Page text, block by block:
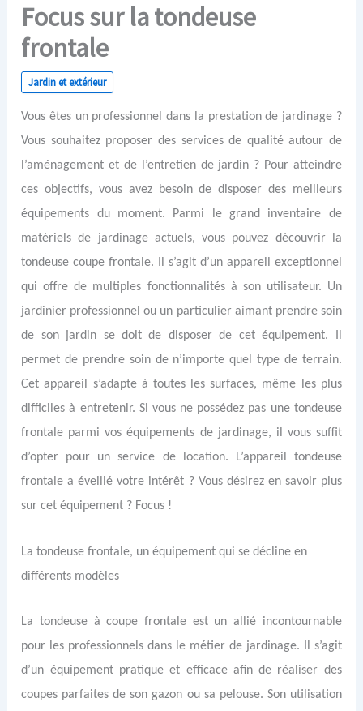
Focus sur la tondeuse
frontale
Jardin et extérieur
Vous êtes un professionnel dans la prestation de jardinage ?
Vous souhaitez proposer des services de qualité autour de
l’aménagement et de l’entretien de jardin ? Pour atteindre
ces objectifs, vous avez besoin de disposer des meilleurs
équipements du moment. Parmi le grand inventaire de
matériels de jardinage actuels, vous pouvez découvrir la
tondeuse coupe frontale. Il s’agit d’un appareil exceptionnel
qui offre de multiples fonctionnalités à son utilisateur. Un
jardinier professionnel ou un particulier aimant prendre soin
de son jardin se doit de disposer de cet équipement. Il
permet de prendre soin de n’importe quel type de terrain.
Cet appareil s’adapte à toutes les surfaces, même les plus
difficiles à entretenir. Si vous ne possédez pas une tondeuse
frontale parmi vos équipements de jardinage, il vous suffit
d’opter pour un service de location. L’appareil tondeuse
frontale a éveillé votre intérêt ? Vous désirez en savoir plus
sur cet équipement ? Focus !
La tondeuse frontale, un équipement qui se décline en
différents modèles
La tondeuse à coupe frontale est un allié incontournable
pour les professionnels dans le métier de jardinage. Il s’agit
d’un équipement pratique et efficace afin de réaliser des
coupes parfaites de son gazon ou sa pelouse. Son utilisation